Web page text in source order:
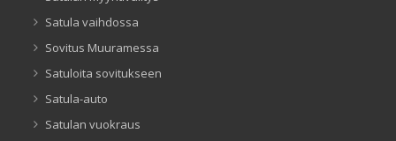
Satula vaihdossa
Sovitus Muuramessa
Satuloita sovitukseen
Satula-auto
Satulan vuokraus